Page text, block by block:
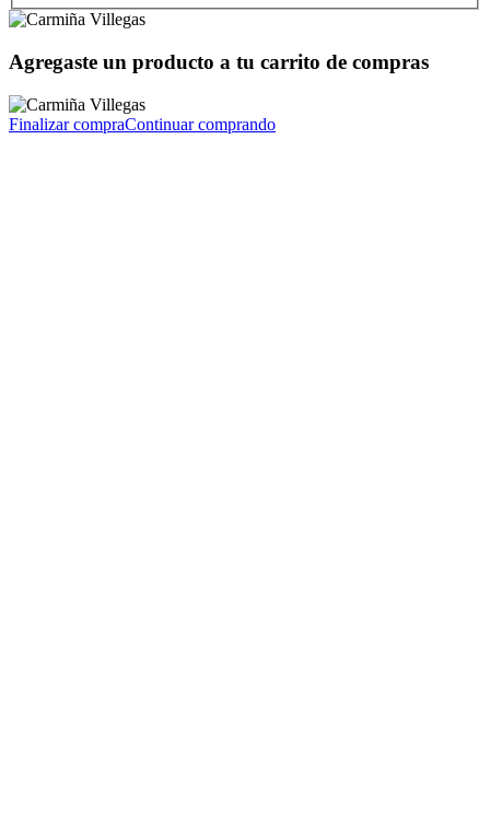
Agregaste un producto a tu carrito de compras
Finalizar compraContinuar comprando